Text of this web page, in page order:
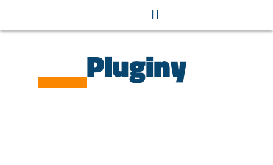
Pluginy